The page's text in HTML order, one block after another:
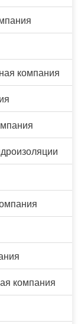
компания
компания